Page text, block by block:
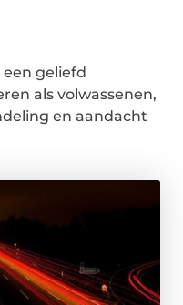
een geliefd
als volwassenen,
en aandacht